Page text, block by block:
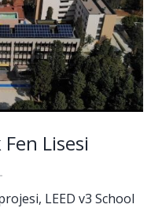
Lisesi
LEED v3 School